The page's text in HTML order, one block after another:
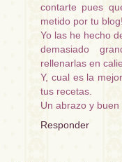
contarte pues
metido por tu
Yo las he hecho
demasiado
rellenarlas en
Y, cual es la
tus recetas.
Un abrazo y
Responder